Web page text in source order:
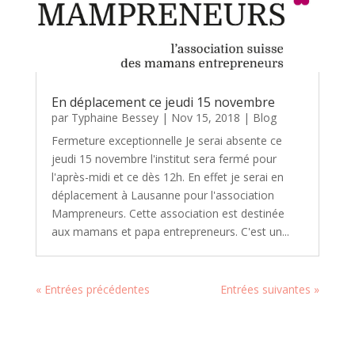
En déplacement ce jeudi 15 novembre
par Typhaine Bessey| Nov 15, 2018 | Blog
Fermeture exceptionnelle Je serai absente ce
jeudi 15 novembre l'institut sera fermé pour
l'après-midi et ce dès 12h. En effet je serai en
déplacement à Lausanne pour l'association
Mampreneurs. Cette association est destinée
aux mamans et papa entrepreneurs. C'est un...
« Entrées précédentes Entrées suivantes »